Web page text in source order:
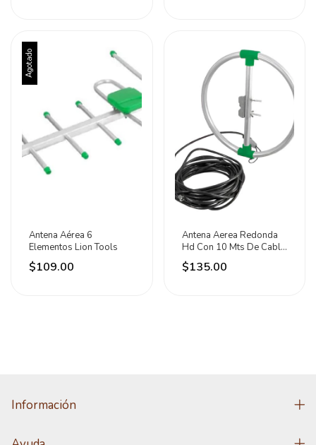
Agotado
Antena Aérea 6
Elementos Lion Tools
$109.00
Antena Aerea Redonda
Hd Con 10 Mts De Cable
Lion Tools
$135.00
Información